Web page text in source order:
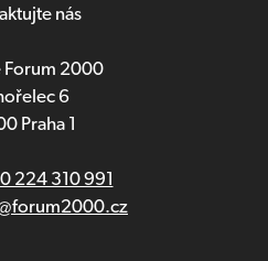
nás
Forum 2000
6
Praha 1
224 310 991